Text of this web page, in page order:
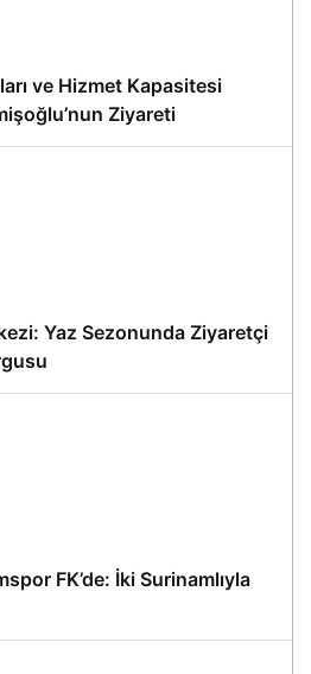
ve Hizmet Kapasitesi
Ziyareti
Yaz Sezonunda Ziyaretçi
FK’de: İki Surinamlıyla